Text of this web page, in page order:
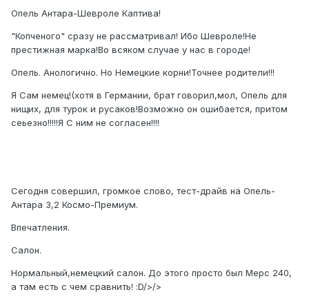
Опель Антара-Шевроле Каптива!
"Копченого" сразу не рассматривал! Ибо Шевроле!Не
престижная марка!Во всяком случае у нас в городе!
Опель. Анологично. Но Немецкие корни!Точнее родители!!!
Я Сам немец!(хотя в Германии, брат говорил,мол, Опель для
нищих, для турок и русаков!Возможно он ошибается, притом
сеьезно!!!!!Я С ним не согласен!!!!
Сегодня совершил, громкое слово, тест-драйв на Опель-
Антара 3,2 Космо-Премиум.
Впечатления.
Салон.
Нормальный,немецкий салон. До этого просто был Мерс 240,
а там есть с чем сравнить! :D/>/>